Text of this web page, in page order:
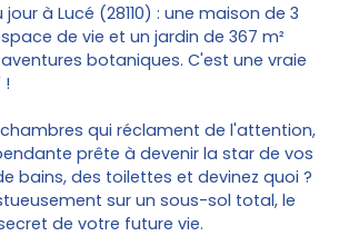
à Lucé (28110) : une maison de 3
de vie et un jardin de 367 m²
botaniques. C'est une vraie
!
chambres qui réclament de l'attention,
prête à devenir la star de vos
bains, des toilettes et devinez quoi ?
sur un sous-sol total, le
de votre future vie.